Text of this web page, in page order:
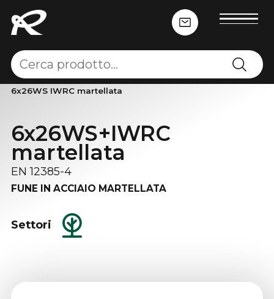
Home - Funi in acciaio e cavi sintetici - Funi in acciaio -
6x26WS IWRC martellata
6x26WS+IWRC
martellata
EN 12385-4
FUNE IN ACCIAIO MARTELLATA
Settori